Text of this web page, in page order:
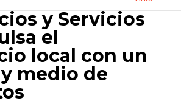
y Servicios
el
local con un
medio de